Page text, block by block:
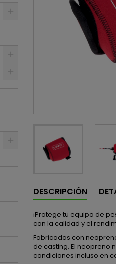
DESCRIPCIÓN
¡Protege tu equipo de
con la calidad y el
Fabricadas con
de casting. El neopreno
condiciones incluso en